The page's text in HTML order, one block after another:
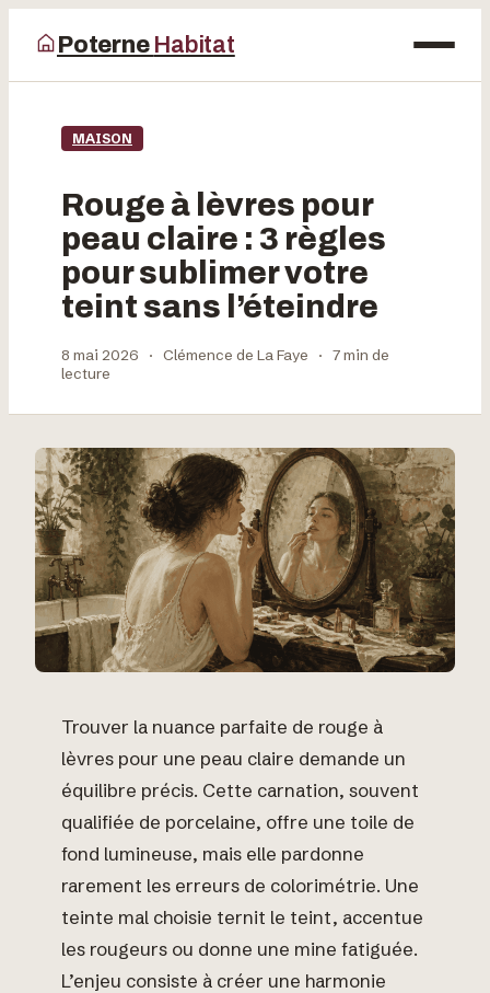
Poterne Habitat
Maison
Jardinage
MAISON
Rouge à lèvres pour
peau claire : 3 règles
pour sublimer votre
teint sans l’éteindre
8 mai 2026 · Clémence de La Faye · 7 min de
lecture
Trouver la nuance parfaite de rouge à
lèvres pour une peau claire demande un
équilibre précis. Cette carnation, souvent
qualifiée de porcelaine, offre une toile de
fond lumineuse, mais elle pardonne
rarement les erreurs de colorimétrie. Une
teinte mal choisie ternit le teint, accentue
les rougeurs ou donne une mine fatiguée.
L’enjeu consiste à créer une harmonie